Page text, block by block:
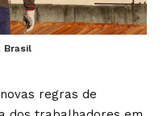
Brasil
regras de